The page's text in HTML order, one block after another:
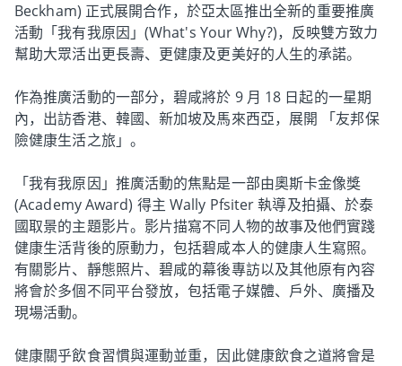
Beckham) 正式展開合作，於亞太區推出全新的重要推廣
活動「我有我原因」(What's Your Why?)，反映雙方致力
幫助大眾活出更長壽、更健康及更美好的人生的承諾。
作為推廣活動的一部分，碧咸將於 9 月 18 日起的一星期
內，出訪香港、韓國、新加坡及馬來西亞，展開 「友邦保
險健康生活之旅」。
「我有我原因」推廣活動的焦點是一部由奧斯卡金像獎
(Academy Award) 得主 Wally Pfsiter 執導及拍攝、於泰
國取景的主題影片。影片描寫不同人物的故事及他們實踐
健康生活背後的原動力，包括碧咸本人的健康人生寫照。
有關影片、靜態照片、碧咸的幕後專訪以及其他原有內容
將會於多個不同平台發放，包括電子媒體、戶外、廣播及
現場活動。
健康關乎飲食習慣與運動並重，因此健康飲食之道將會是